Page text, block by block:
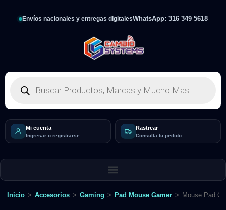
Envíos nacionales y entregas digitalesWhatsApp: 316 349 5618
Mi cuenta
Ingresar o registrarse
Rastrear
Consulta tu pedido
Inicio > Accesorios > Gaming > Pad Mouse Gamer > Mouse Pad